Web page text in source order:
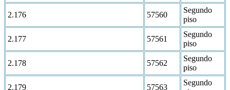
2.176 57560
Segundo
piso
2.177 57561
Segundo
piso
2.178 57562
Segundo
piso
2.179 57563
Segundo